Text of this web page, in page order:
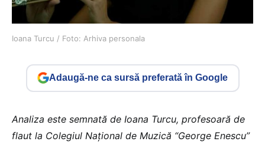
Ioana Turcu / Foto: Arhiva personala
Adaugă-ne ca sursă preferată în Google
Analiza este semnată de Ioana Turcu, profesoară de
flaut la Colegiul Național de Muzică “George Enescu”